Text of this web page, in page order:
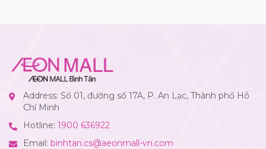
Address: Số 01, đường số 17A, P. An Lạc, Thành phố Hồ
Chí Minh
Hotline: 1900 636922
Email: binhtan.cs@aeonmall-vn.com